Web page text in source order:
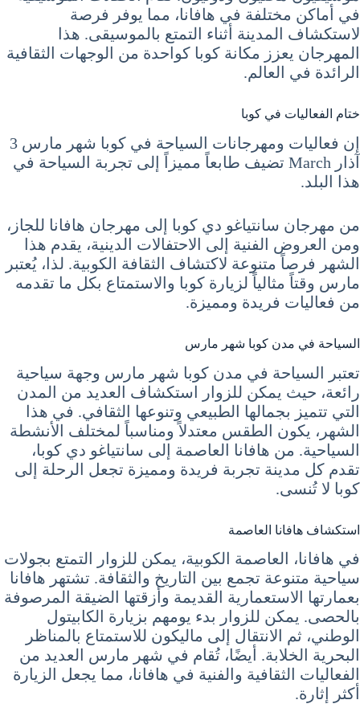
في أماكن مختلفة في هافانا، مما يوفر فرصة
لاستكشاف المدينة أثناء التمتع بالموسيقى. هذا
المهرجان يعزز مكانة كوبا كواحدة من الوجهات الثقافية
الرائدة في العالم.
ختام الفعاليات في كوبا
إن فعاليات ومهرجانات السياحة في كوبا شهر مارس 3
آذار March تضيف طابعاً مميزاً إلى تجربة السياحة في
هذا البلد.
من مهرجان سانتياغو دي كوبا إلى مهرجان هافانا للجاز،
ومن العروض الفنية إلى الاحتفالات الدينية، يقدم هذا
الشهر فرصاً متنوعة لاكتشاف الثقافة الكوبية. لذا، يُعتبر
مارس وقتاً مثالياً لزيارة كوبا والاستمتاع بكل ما تقدمه
من فعاليات فريدة ومميزة.
السياحة في مدن كوبا شهر مارس
تعتبر السياحة في مدن كوبا شهر مارس وجهة سياحية
رائعة، حيث يمكن للزوار استكشاف العديد من المدن
التي تتميز بجمالها الطبيعي وتنوعها الثقافي. في هذا
الشهر، يكون الطقس معتدلاً ومناسباً لمختلف الأنشطة
السياحية. من هافانا العاصمة إلى سانتياغو دي كوبا،
تقدم كل مدينة تجربة فريدة ومميزة تجعل الرحلة إلى
كوبا لا تُنسى.
استكشاف هافانا العاصمة
في هافانا، العاصمة الكوبية، يمكن للزوار التمتع بجولات
سياحية متنوعة تجمع بين التاريخ والثقافة. تشتهر هافانا
بعمارتها الاستعمارية القديمة وأزقتها الضيقة المرصوفة
بالحصى. يمكن للزوار بدء يومهم بزيارة الكابيتول
الوطني، ثم الانتقال إلى ماليكون للاستمتاع بالمناظر
البحرية الخلابة. أيضًا، تُقام في شهر مارس العديد من
الفعاليات الثقافية والفنية في هافانا، مما يجعل الزيارة
أكثر إثارة.